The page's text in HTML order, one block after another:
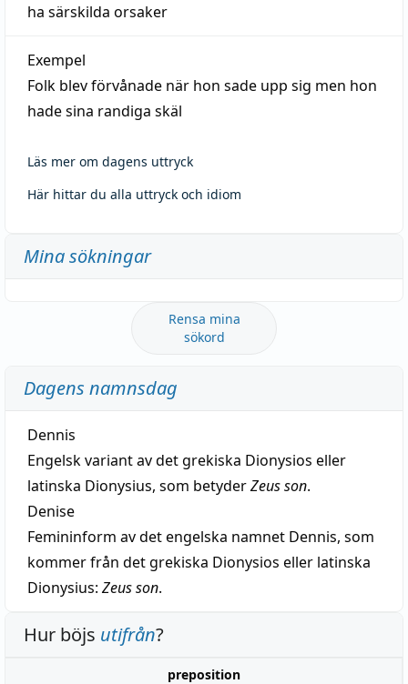
ha särskilda orsaker
Exempel
Folk blev förvånade när hon sade upp sig men hon
hade sina randiga skäl
Läs mer om dagens uttryck
Här hittar du alla uttryck och idiom
Mina sökningar
Rensa mina
sökord
Dagens namnsdag
Dennis
Engelsk variant av det grekiska Dionysios eller
latinska Dionysius, som betyderZeus son.
Denise
Femininform av det engelska namnet Dennis, som
kommer från det grekiska Dionysios eller latinska
Dionysius: Zeus son.
Hur böjs utifrån?
preposition